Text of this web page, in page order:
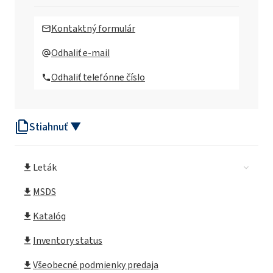
Stiahnuť ▼
Leták
MSDS
Katalóg
Inventory status
Všeobecné podmienky predaja
Rokopol® T (polyéterpolyol)
Rokopol® D1002 (propylénglykol)
Rokopol® D450 (polyéterpolyol)
Kontaktný formulár
Odhaliť e-mail
Odhaliť telefónne číslo